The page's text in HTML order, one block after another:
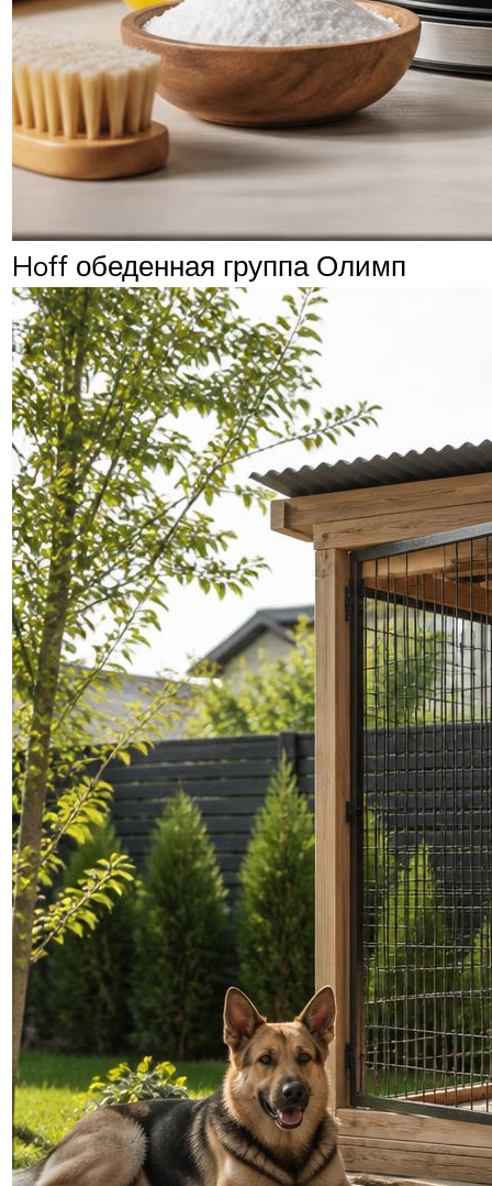
Hoff обеденная группа Олимп